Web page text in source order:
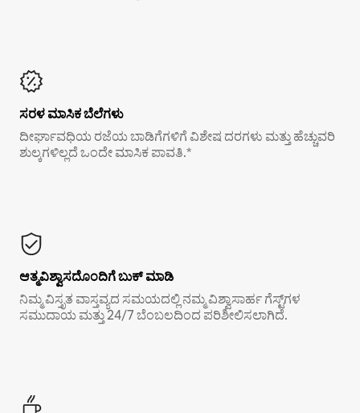
ಸರಳ ಮಾಸಿಕ ಬೆಲೆಗಳು
ದೀರ್ಘಾವಧಿಯ ರಜೆಯ ಬಾಡಿಗೆಗಳಿಗೆ ವಿಶೇಷ ದರಗಳು ಮತ್ತು ಹೆಚ್ಚುವರಿ
ಶುಲ್ಕಗಳಿಲ್ಲದೆ ಒಂದೇ ಮಾಸಿಕ ಪಾವತಿ.*
ಆತ್ಮವಿಶ್ವಾಸದೊಂದಿಗೆ ಬುಕ್ ಮಾಡಿ
ನಿಮ್ಮ ವಿಸ್ತೃತ ವಾಸ್ತವ್ಯದ ಸಮಯದಲ್ಲಿ ನಮ್ಮ ವಿಶ್ವಾಸಾರ್ಹ ಗೆಸ್ಟ್‌ಗಳ
ಸಮುದಾಯ ಮತ್ತು 24/7 ಬೆಂಬಲದಿಂದ ಪರಿಶೀಲಿಸಲಾಗಿದೆ.